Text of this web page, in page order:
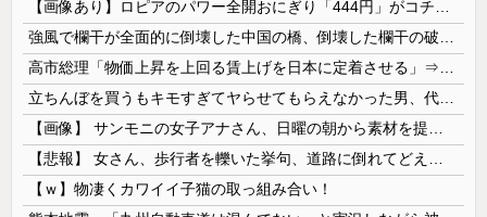
【ｗ】物凄くカワイイ子猫の取っ組み合い！